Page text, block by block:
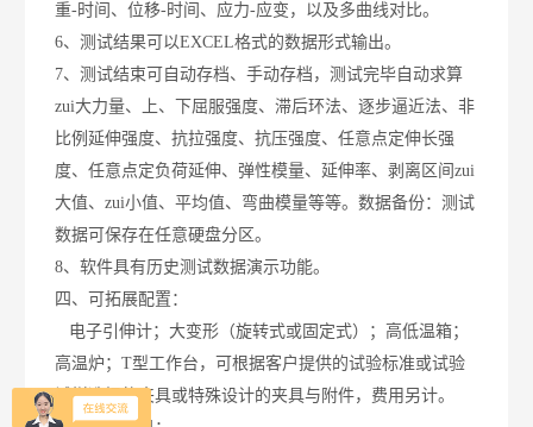
重-时间、位移-时间、应力-应变，以及多曲线对比。
6、测试结果可以EXCEL格式的数据形式输出。
7、测试结束可自动存档、手动存档，测试完毕自动求算
zui大力量、上、下屈服强度、滞后环法、逐步逼近法、非
比例延伸强度、抗拉强度、抗压强度、任意点定伸长强
度、任意点定负荷延伸、弹性模量、延伸率、剥离区间zui
大值、zui小值、平均值、弯曲模量等等。数据备份：测试
数据可保存在任意硬盘分区。
8、软件具有历史测试数据演示功能。
四、
可拓展配置：
电子引伸计；大变形（旋转式或固定式）；高低温箱；
高温炉；T型工作台，可根据客户提供的试验标准或试验
试样选择的夹具或特殊设计的夹具与附件，费用另计。